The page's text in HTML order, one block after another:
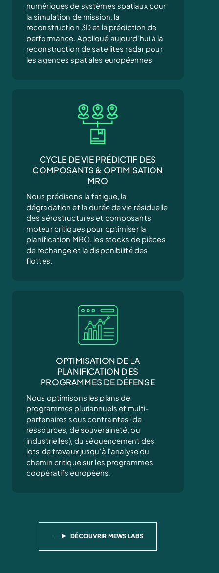
numériques de systèmes spatiaux pour
la simulation de mission, la
reconstruction 3D et la prédiction de
performance. Appliqué aujourd'hui à la
reconstruction de satellites radar pour
les agences spatiales européennes.
CYCLE DE VIE PRÉDICTIF DES
COMPOSANTS & OPTIMISATION
MRO
Nous prédisons la fatigue, la
dégradation et la durée de vie résiduelle
des aérostructures et composants
moteur critiques pour optimiser la
planification MRO, les stocks de pièces
de rechange et la disponibilité des
flottes.
OPTIMISATION DE LA
PLANIFICATION DES
PROGRAMMES DE DÉFENSE
Nous optimisons les plans de
programmes pluriannuels et multi-
partenaires sous contraintes (de
ressources, de souveraineté, ou
industrielles), du séquencement des
lots de travaux jusqu'à l'analyse du
chemin critique sur les programmes
coopératifs européens.
DÉCOUVRIR MEWS LABS